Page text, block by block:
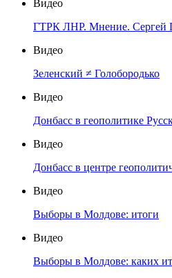
Видео
ГТРК ЛНР. Мнение. Сергей
Видео
Зеленский ≠ Голобородько
Видео
Донбасс в геополитике
Видео
Донбасс в центре
Видео
Выборы в Молдове: итоги
Видео
Выборы в Молдове: каких